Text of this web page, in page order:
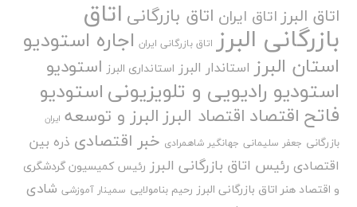
اتاق البرز اتاق ایران اتاق بازرگانی اتاق
بازرگانی البرز اتاق بازرگانی ایران اجاره استودیو
استان البرز استاندار البرز استانداری البرز استودیو
استودیو رادیویی و تلویزیونیاستودیو
فاتح اقتصاد اقتصاد البرزالبرز و توسعه ایران
بازرگانی جعفر سلیمانی جهانگیر شاهمرادی خبر اقتصادی ذره بین
اقتصادی رئیس اتاق بازرگانی البرز رئیس کمیسیون گردشگری
و اقتصاد هنر اتاق بازرگانی البرز رحیم بنامولایی سمینار آموزشی شادی